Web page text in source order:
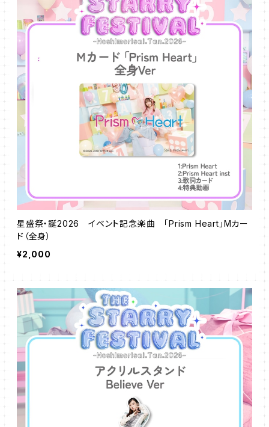
星盛祭・誕2026 イベント記念楽曲 「Prism Heart」Mカー
ド（全身）
¥2,000